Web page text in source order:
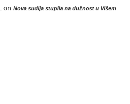
on Nova sudija stupila na dužnost u Višem